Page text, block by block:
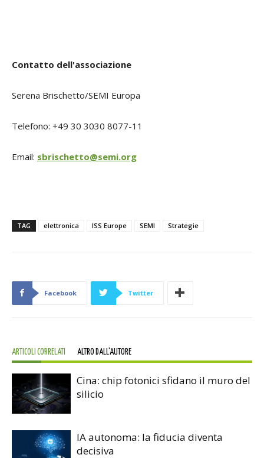
Contatto dell'associazione
Serena Brischetto/SEMI Europa
Telefono: +49 30 3030 8077-11
Email: sbrischetto@semi.org
TAG elettronica ISS Europe SEMI Strategie
Facebook Twitter
ARTICOLI CORRELATI ALTRO DALL'AUTORE
Cina: chip fotonici sfidano il muro del
silicio
IA autonoma: la fiducia diventa
decisiva